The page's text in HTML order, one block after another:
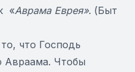
«Аврама Еврея». (Быт
что Господь
Авраама. Чтобы